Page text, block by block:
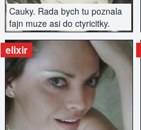
Cauky. Rada bych tu poznala
fajn muze asi do ctyricitky.
elixir
ZOBRAZIT INZERÁT